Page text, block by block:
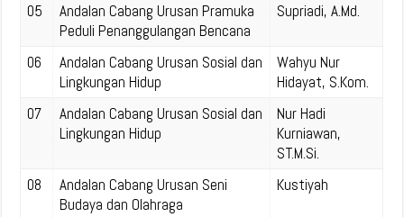
05
Andalan Cabang Urusan Pramuka
Peduli Penanggulangan Bencana
Supriadi, A.Md.
06
Andalan Cabang Urusan Sosial dan
Lingkungan Hidup
Wahyu Nur
Hidayat, S.Kom.
07
Andalan Cabang Urusan Sosial dan
Lingkungan Hidup
Nur Hadi
Kurniawan,
ST.M.Si.
08
Andalan Cabang Urusan Seni
Budaya dan Olahraga
Kustiyah